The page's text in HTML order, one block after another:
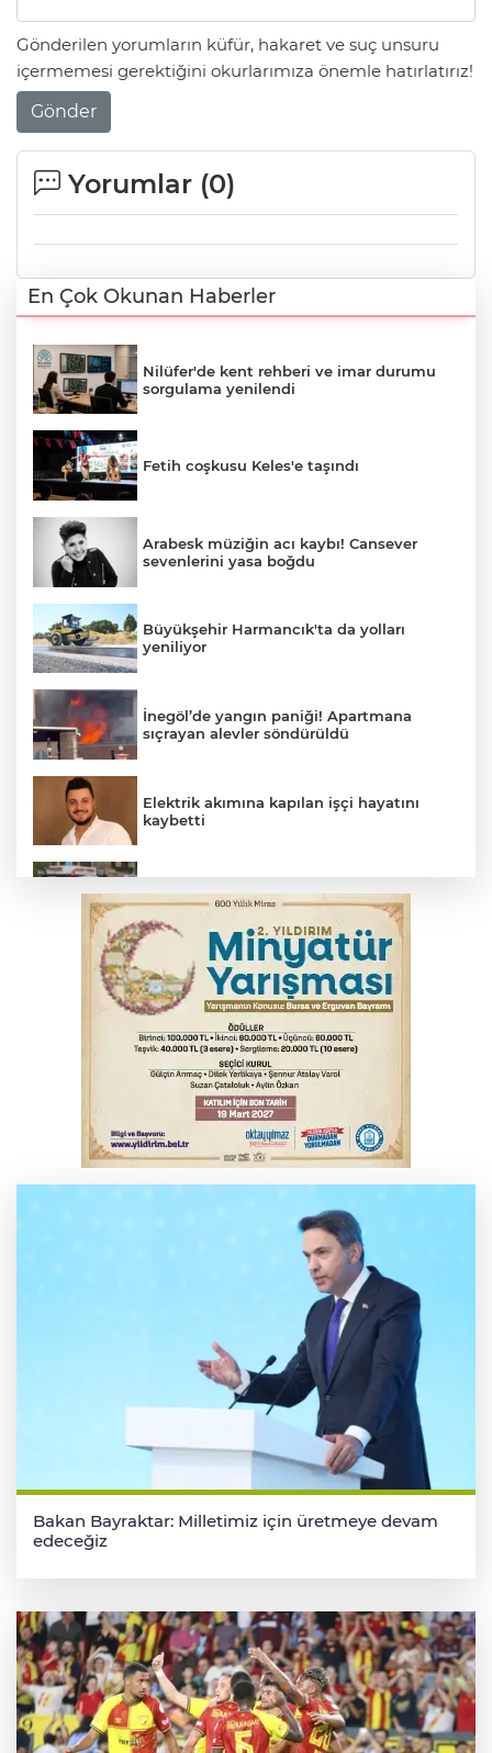
Gönderilen yorumların küfür, hakaret ve suç unsuru
içermemesi gerektiğini okurlarımıza önemle hatırlatırız!
Gönder
Yorumlar (0)
En Çok Okunan Haberler
Nilüfer'de kent rehberi ve imar durumu
sorgulama yenilendi
Fetih coşkusu Keles'e taşındı
Arabesk müziğin acı kaybı! Cansever
sevenlerini yasa boğdu
Büyükşehir Harmancık'ta da yolları
yeniliyor
İnegöl’de yangın paniği! Apartmana
sıçrayan alevler söndürüldü
Elektrik akımına kapılan işçi hayatını
kaybetti
Bursa’da bugün hava nasıl olacak?
İş makinesinin camına kafasını çarpan
operatör yaralandı
Babasını ziyarete giderken kazada
hayatını kaybetti
İnegöl'de orman yangını; Havadan ve
karadan müdahale başlatıldı
Bakan Bayraktar: Milletimiz için üretmeye devam
edeceğiz